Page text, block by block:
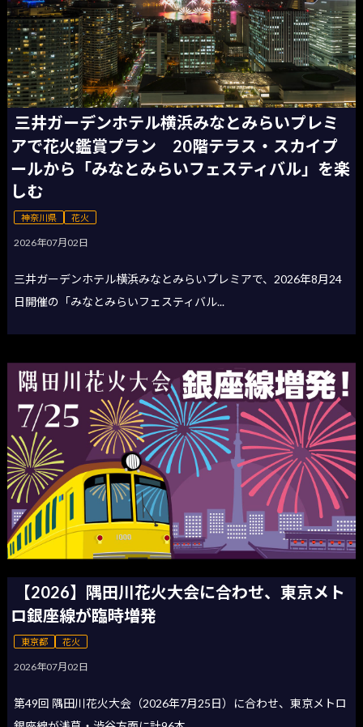
三井ガーデンホテル横浜みなとみらいプレミ
アで花火鑑賞プラン 20階テラス・スカイプ
ールから「みなとみらいフェスティバル」を楽
しむ
神奈川県 花火
2026年07月02日
三井ガーデンホテル横浜みなとみらいプレミアで、2026年8月24
日開催の「みなとみらいフェスティバル...
【2026】隅田川花火大会に合わせ、東京メト
ロ銀座線が臨時増発
東京都 花火
2026年07月02日
第49回 隅田川花火大会（2026年7月25日）に合わせ、東京メトロ